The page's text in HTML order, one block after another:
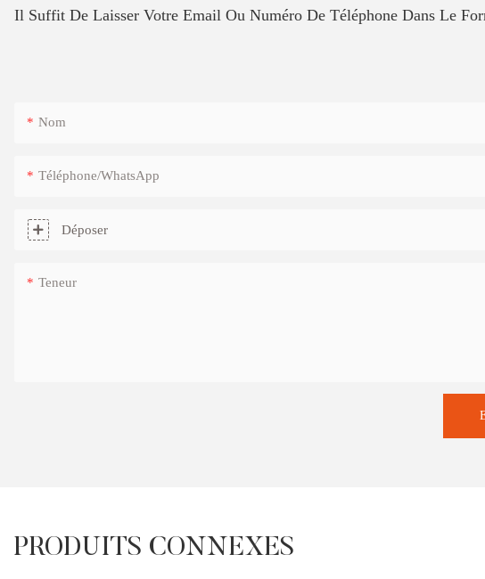
Il Suffit De Laisser Votre Email Ou Numéro De Téléphone Dans Le
Nom
Téléphone/WhatsApp
Déposer
Teneur
PRODUITS CONNEXES